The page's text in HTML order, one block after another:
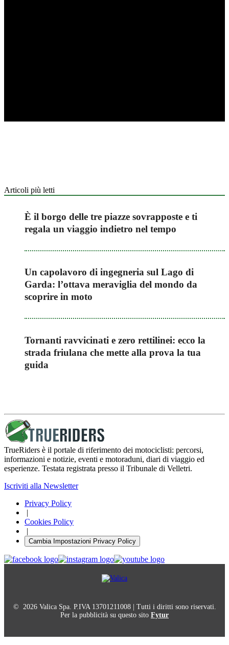
Articoli più letti
È il borgo delle tre piazze sovrapposte e ti
regala un viaggio indietro nel tempo
Un capolavoro di ingegneria sul Lago di
Garda: l’ottava meraviglia del mondo da
scoprire in moto
Tornanti ravvicinati e zero rettilinei: ecco la
strada friulana che mette alla prova la tua
guida
TrueRiders è il portale di riferimento dei motociclisti: percorsi,
informazioni e notizie, eventi e motoraduni, diari di viaggio ed
esperienze. Testata registrata presso il Tribunale di Velletri.
Iscriviti alla Newsletter
Privacy Policy
|
Cookies Policy
|
Cambia Impostazioni Privacy Policy
© 2026 Valica Spa. P.IVA 13701211008 | Tutti i diritti sono riservati.
Per la pubblicità su questo sito Fytur